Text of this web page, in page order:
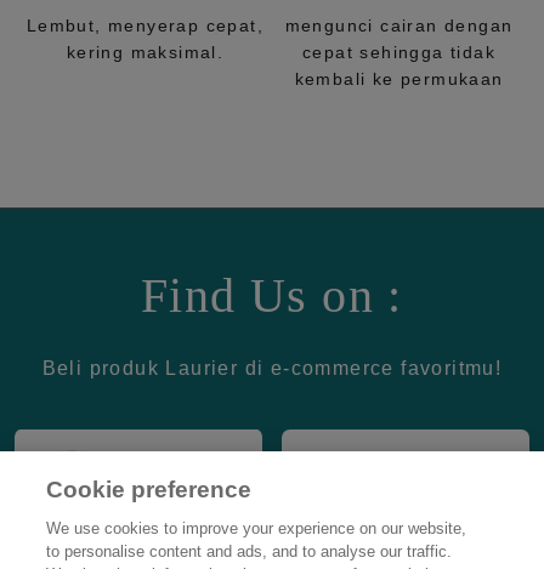
Lembut, menyerap cepat,
kering maksimal.
mengunci cairan dengan
cepat sehingga tidak
kembali ke permukaan
Find Us on :
Beli produk Laurier di e-commerce favoritmu!
Cookie preference
We use cookies to improve your experience on our website,
to personalise content and ads, and to analyse our traffic.